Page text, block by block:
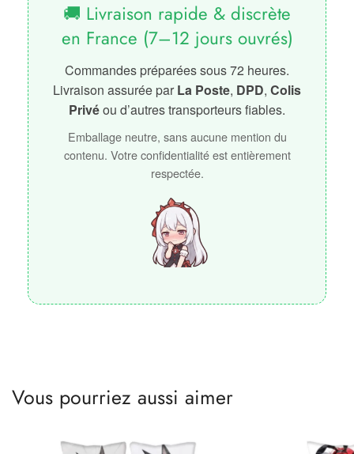
🚚 Livraison rapide & discrète
en France (7–12 jours ouvrés)
Commandes préparées sous 72 heures.
Livraison assurée par La Poste, DPD, Colis
Privéou d’autres transporteurs fiables.
Emballage neutre, sans aucune mention du
contenu. Votre confidentialité est entièrement
respectée.
Vous pourriez aussi aimer